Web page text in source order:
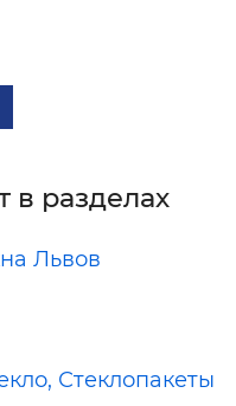
в разделах
Львов
Стеклопакеты